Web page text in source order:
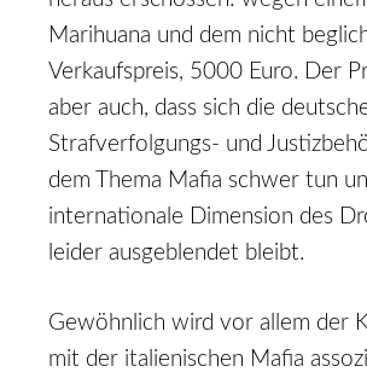
Marihuana und dem nicht
Verkaufspreis, 5000 Euro. Der
aber auch, dass sich die
Strafverfolgungs- und
dem Thema Mafia schwer tun
internationale Dimension des
leider ausgeblendet bleibt.
Gewöhnlich wird vor allem der
mit der italienischen Mafia